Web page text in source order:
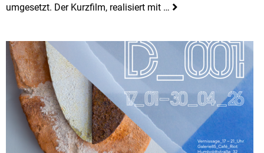
umgesetzt. Der Kurzfilm, realisiert mit …